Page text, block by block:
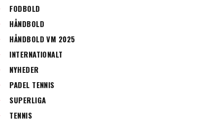
FODBOLD
HÅNDBOLD
HÅNDBOLD VM 2025
INTERNATIONALT
NYHEDER
PADEL TENNIS
SUPERLIGA
TENNIS